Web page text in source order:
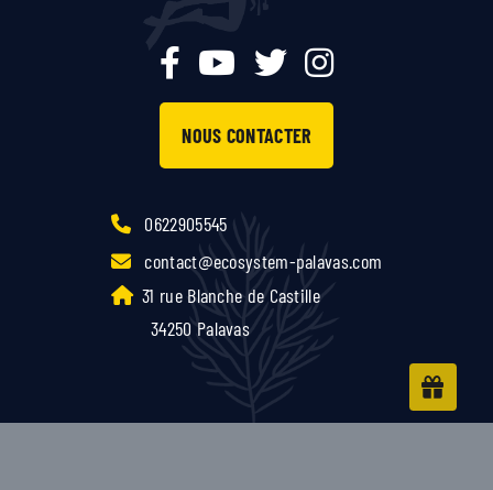
NOUS CONTACTER
0622905545
contact@ecosystem-palavas.com
31 rue Blanche de Castille
34250 Palavas